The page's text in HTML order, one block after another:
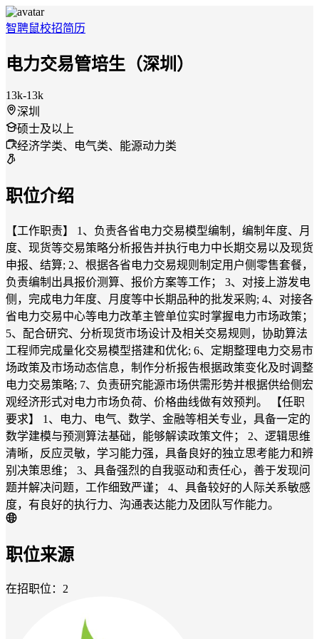
智聘鼠校招简历
电力交易管培生（深圳）
13k-13k
深圳
硕士及以上
经济学类、电气类、能源动力类
职位介绍
【工作职责】 1、负责各省电力交易模型编制，编制年度、月
度、现货等交易策略分析报告并执行电力中长期交易以及现货
申报、结算; 2、根据各省电力交易规则制定用户侧零售套餐，
负责编制出具报价测算、报价方案等工作； 3、对接上游发电
侧，完成电力年度、月度等中长期品种的批发采购; 4、对接各
省电力交易中心等电力改革主管单位实时掌握电力市场政策；
5、配合研究、分析现货市场设计及相关交易规则，协助算法
工程师完成量化交易模型搭建和优化; 6、定期整理电力交易市
场政策及市场动态信息，制作分析报告根据政策变化及时调整
电力交易策略; 7、负责研究能源市场供需形势并根据供给侧宏
观经济形式对电力市场负荷、价格曲线做有效预判。 【任职
要求】 1、电力、电气、数学、金融等相关专业，具备一定的
数学建模与预测算法基础，能够解读政策文件； 2、逻辑思维
清晰，反应灵敏，学习能力强，具备良好的独立思考能力和辨
别决策思维； 3、具备强烈的自我驱动和责任心，善于发现问
题并解决问题，工作细致严谨； 4、具备较好的人际关系敏感
度，有良好的执行力、沟通表达能力及团队写作能力。
职位来源
在招职位：2